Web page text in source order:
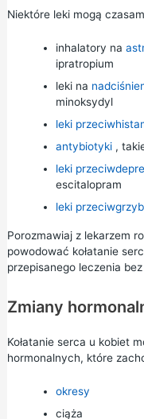
Niektóre leki mogą
inhalatory na
ipratropium
leki na
minoksydyl
leki
antybiotyki,
leki
escitalopram
leki
Porozmawiaj z lekarzem
powodować kołatanie
przepisanego leczenia
Zmiany
Kołatanie serca u kobiet
hormonalnych, które
okresy
ciąża